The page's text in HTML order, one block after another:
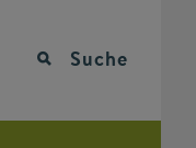
Suche